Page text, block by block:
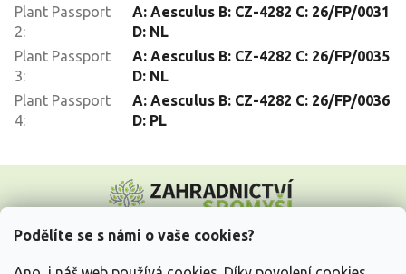
Podělíte se s námi o vaše cookies?
Plant Passport
2:
A: Aesculus B: CZ-4282 C: 26/FP/0031
D: NL
Plant Passport
3:
A: Aesculus B: CZ-4282 C: 26/FP/0035
D: NL
Plant Passport
4:
A: Aesculus B: CZ-4282 C: 26/FP/0036
D: PL
p
Vše o nákupu